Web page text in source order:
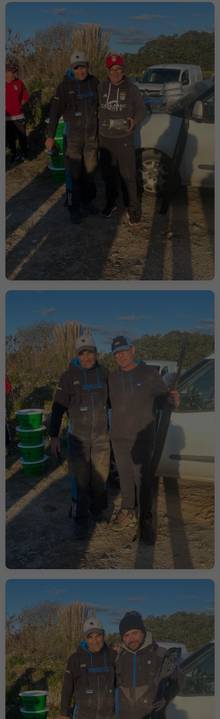
Necessários
Estes cookies
não são
opcionais. São
necessários
para o
funcionamento
do site.
Estatísticas
Para que
possamos
melhorar a
funcionalidade
e a estrutura
do site, com
base na forma
como é
utilizado.
Experiência
melhor forma
durante a sua
visita,
necessitamos
de cookies. Se
recusar estes
cookies,
algumas
funcionalidades
do site ficarão
indisponíveis.
Marketing
Ao partilhar os
seus interesses
comportamentos
enquanto visita o
nosso website,
aumenta a
probabilidade de
ver conteúdo e
ofertas
personalizados.